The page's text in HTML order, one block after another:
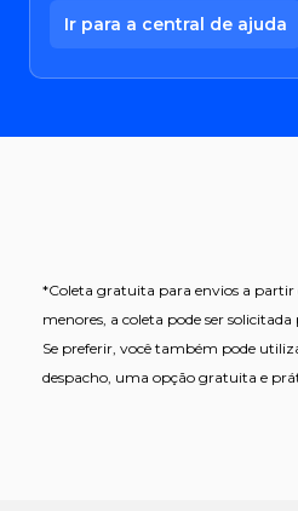
Ir para a central de ajuda
*Coleta gratuita para envios a partir
menores, a coleta pode ser
Se preferir, você também pode
despacho, uma opção gratuita e